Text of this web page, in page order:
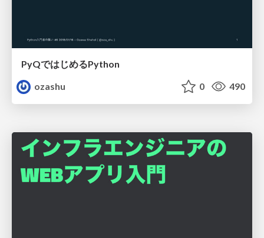
PyQではじめるPython
ozashu
0 490